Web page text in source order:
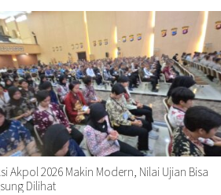
Akpol 2026 Makin Modern, Nilai Ujian Bisa
Dilihat